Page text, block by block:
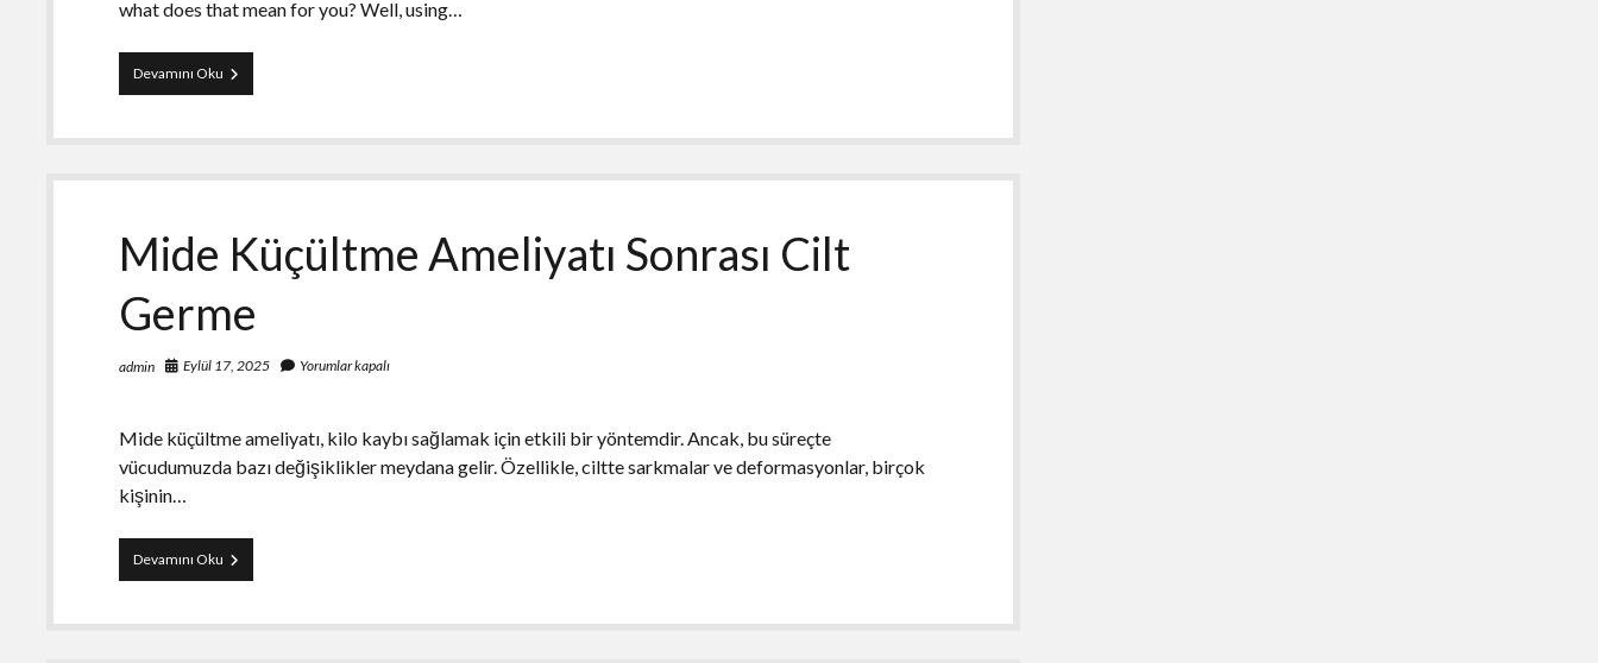
what does that mean for you? Well, using…
Devamını Oku How
To
A
Account
Code
Mide Küçültme Ameliyatı Sonrası Cilt
Germe
admin Eylül 17, 2025 Yorumlar kapalı
Mide küçültme ameliyatı, kilo kaybı sağlamak için etkili bir yöntemdir. Ancak, bu süreçte
vücudumuzda bazı değişiklikler meydana gelir. Özellikle, ciltte sarkmalar ve deformasyonlar, birçok
kişinin…
Devamını Oku Mide
Küçültme
Sonrası